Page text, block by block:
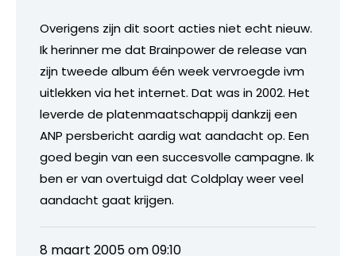
Overigens zijn dit soort acties niet echt nieuw.
Ik herinner me dat Brainpower de release van
zijn tweede album één week vervroegde ivm
uitlekken via het internet. Dat was in 2002. Het
leverde de platenmaatschappij dankzij een
ANP persbericht aardig wat aandacht op. Een
goed begin van een succesvolle campagne. Ik
ben er van overtuigd dat Coldplay weer veel
aandacht gaat krijgen.
8 maart 2005 om 09:10